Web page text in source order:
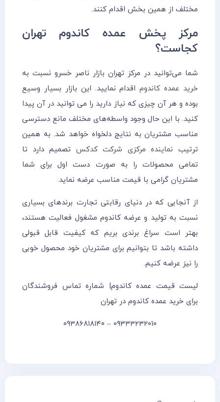
مختلف از همین بخش اقدام کنند.
مرکز پخش عمده کاندوم تهران
کجاست؟
شما می‌توانید در مرکز تهران بازار ناصر خسرو نسبت به
خرید عمده کاندوماقدام نمایید. این بازار بسیار وسیع
بوده و هر آن چیزی که نیاز دارید را می توانید در آن پیدا
کنید. با این حال وجود واسطه‌های مختلف مانع دسترسی
مناسب مشتریان به نتایج دلخواه خواهد شد. به همین
ترتیب نماینده مرکزی شرکت کدکس تصمیم دارد تا
تمامی محصولات را به صورت دست اول برای شما
مشتریان گرامی با قیمت مناسب عرضه نماید.
از آنجایی که در دنیای رقابتی تجارت برندهای بسیاری
نسبت به تولید و عرضه کاندوم مشغول فعالیت هستند،
بهتر است سراغ برندی بریم که کیفیت قابل قبولی
داشته باشد تا بتوانیم برای مشتریان خود محصول خوبی
را نیز عرضه کنیم.
لیست قیمت عمده کاندوم| شماره تماس فروشندگان
برای خرید عمده کاندوم در تهران
۰۹۳۳۳۲۳۲۰۱۰ – ۰۹۳۸۶۸۱۸۱۴۰